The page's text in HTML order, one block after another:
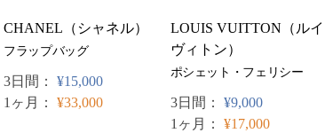
CHANEL（シャネル）
フラップバッグ
3日間： ¥15,000
1ヶ月： ¥33,000
LOUIS VUITTON（ルイ
ヴィトン）
ポシェット・フェリシー
3日間： ¥9,000
1ヶ月： ¥17,000